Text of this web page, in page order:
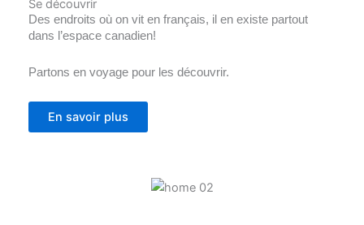
Se découvrir
Des endroits où on vit en français, il en existe partout
dans l’espace canadien!
Partons en voyage pour les découvrir.
En savoir plus